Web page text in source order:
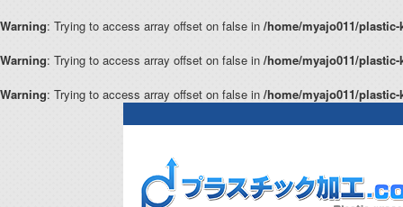
Warning: Trying to access array offset on false in /home/myajo011/
Warning: Trying to access array offset on false in /home/myajo011/
Warning: Trying to access array offset on false in /home/myajo011/